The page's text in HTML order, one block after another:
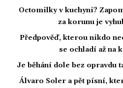
Octomilky v kuchyni?
za korunu je
Předpověď, kterou nikdo
se ochladí až na
Je běhání dole bez opravdu
Álvaro Soler a pět písní,